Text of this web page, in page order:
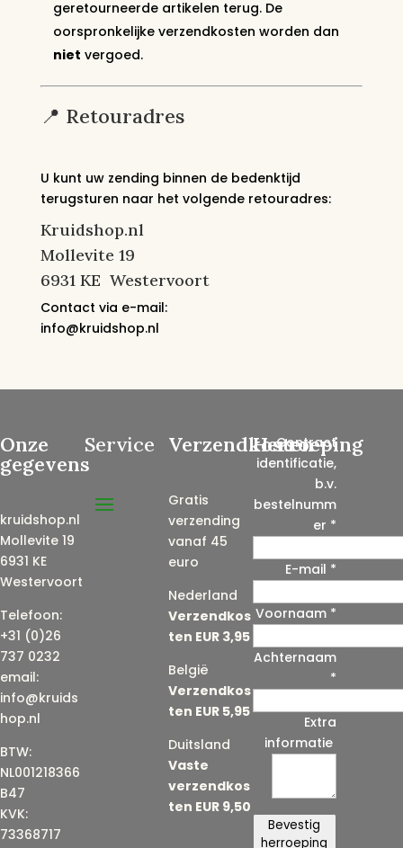
geretourneerde artikelen terug. De
oorspronkelijke verzendkosten worden dan
niet vergoed.
📍 Retouradres
U kunt uw zending binnen de bedenktijd
terugsturen naar het volgende retouradres:
Kruidshop.nl
Mollevite 19
6931 KE Westervoort
Contact via e-mail:
info@kruidshop.nl
Onze
gegevens
kruidshop.nl
Mollevite 19
6931 KE
Westervoort
Telefoon:
+31 (0)26
737 0232
email:
info@kruids
hop.nl
BTW:
NL001218366
B47
KVK:
73368717
Service Verzendkosten
Gratis
verzending
vanaf 45
euro
Nederland
Verzendkos
ten EUR 3,95
België
Verzendkos
ten EUR 5,95
Duitsland
Vaste
verzendkos
ten EUR 9,50
Herroeping
Contract
identificatie,
b.v.
bestelnumm
er *
E-mail *
l
Voornaam *
Achternaam
*
Extra
informatie
Bevestig
herroeping